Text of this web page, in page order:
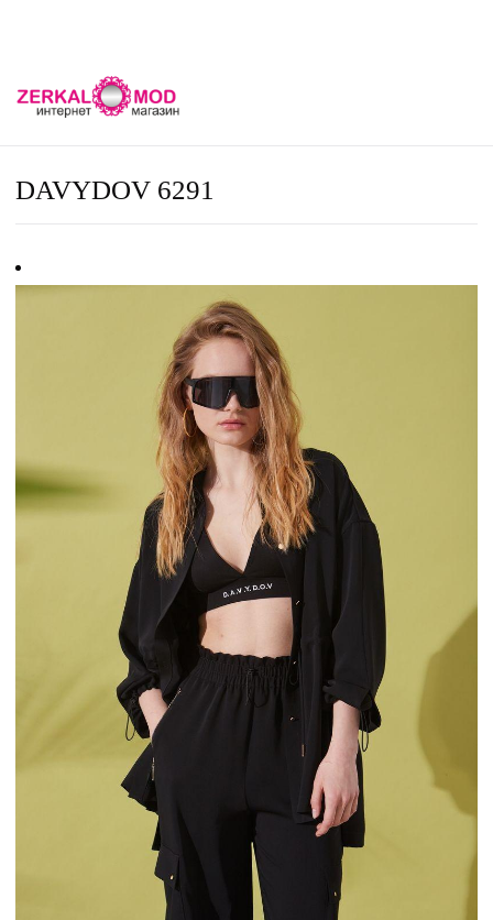
DAVYDOV 6291